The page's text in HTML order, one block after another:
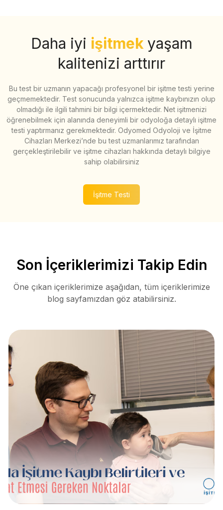
Daha iyi işitmek yaşam
kalitenizi arttırır
Bu test bir uzmanın yapacağı profesyonel bir işitme testi yerine
geçmemektedir. Test sonucunda yalnızca işitme kaybınızın olup
olmadığı ile ilgili tahmini bir bilgi içermektedir. Net işitmenizi
öğrenebilmek için alanında deneyimli bir odyoloğa detaylı işitme
testi yaptırmanız gerekmektedir. Odyomed Odyoloji ve İşitme
Cihazları Merkezi’nde bu test uzmanlarımız tarafından
gerçekleştirilebilir ve işitme cihazları hakkında detaylı bilgiye
sahip olabilirsiniz
İşitme Testi
Son İçeriklerimizi Takip Edin
Öne çıkan içeriklerimize aşağıdan, tüm içeriklerimize
blog sayfamızdan göz atabilirsiniz.